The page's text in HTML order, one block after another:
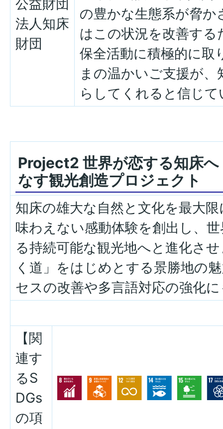
公益財団
法人知床
財団
の豊かな生態系が脅
はこの状況を改善する
保全活動に積極的に取
まの温かいご支援が
らしてくれると信じ
Project2 世界が恋する知床へ
なす観光創造プロジェクト
知床の雄大な自然と文化を最大
味わえない感動体験を創出し、
る持続可能な観光地へと進化さ
く道」をはじめとする景勝地の
セスの改善や多言語対応の強化
【関
連す
るS
DGs
の項